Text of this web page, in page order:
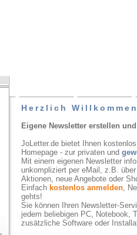
Herzlich
Eigene Newsletter erstellen
JoLetter.de bietet Ihnen
Homepage - zur privaten und
Mit einem eigenen Newsletter
unkompliziert per eMail, z.B.
Aktionen, neue Angebote oder
Einfach kostenlos anmelden,
gehts!
Sie können Ihren Newsletter-
jedem beliebigen PC, Notebook,
zusätzliche Software oder